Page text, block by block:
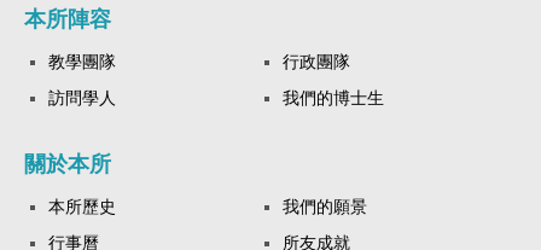
本所陣容
教學團隊
行政團隊
訪問學人
我們的博士生
關於本所
本所歷史
我們的願景
行事曆
所友成就